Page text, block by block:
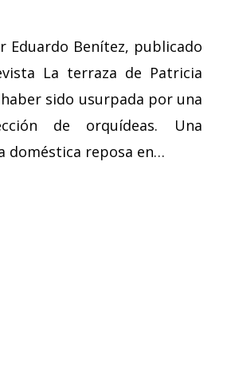
Eduardo Benítez, publicado
La terraza de Patricia
sido usurpada por una
de orquídeas. Una
doméstica reposa en…